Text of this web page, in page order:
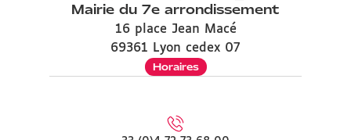
Mairie du 7e arrondissement
16 place Jean Macé
69361 Lyon cedex 07
Horaires